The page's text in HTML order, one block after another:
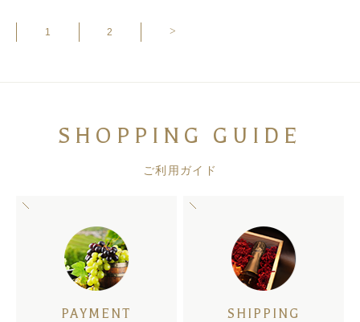
1 2 >
SHOPPING GUIDE
ご利用ガイド
PAYMENT SHIPPING